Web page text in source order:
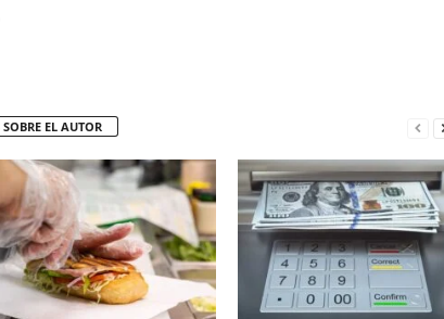
EL AUTOR